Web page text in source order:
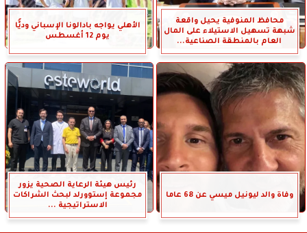
محافظ المنوفية يحيل واقعة
شبهة تسهيل الاستيلاء على المال
العام بالمنطقة الصناعية...
الأهلي يواجه بادالونا الإسباني وديًّا
يوم 12 أغسطس
وفاة والد ليونيل ميسي عن 68 عاما
رئيس هيئة الرعاية الصحية يزور
مجموعة إستوورلد لبحث الشراكات
الاستراتيجية ...